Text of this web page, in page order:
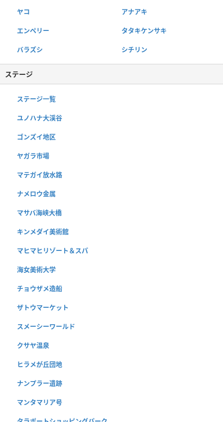
ヤコ アナアキ
エンペリー タタキケンサキ
バラズシ シチリン
ステージ
ステージ一覧
ユノハナ大渓谷
ゴンズイ地区
ヤガラ市場
マテガイ放水路
ナメロウ金属
マサバ海峡大橋
キンメダイ美術館
マヒマヒリゾート＆スパ
海女美術大学
チョウザメ造船
ザトウマーケット
スメーシーワールド
クサヤ温泉
ヒラメが丘団地
ナンプラー遺跡
マンタマリア号